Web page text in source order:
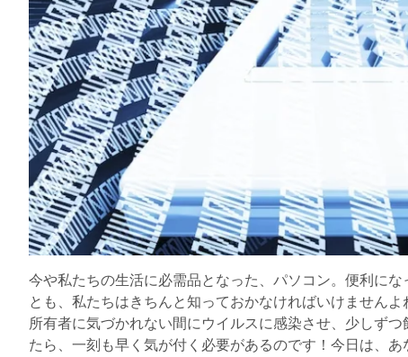
今や私たちの生活に必需品となった、パソコン。便利に
とも、私たちはきちんと知っておかなければいけません
所有者に気づかれない間にウイルスに感染させ、少しず
たら、一刻も早く気が付く必要があるのです！今日は、